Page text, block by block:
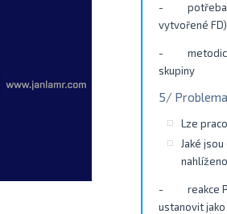
- potřeba
vytvořené FD)
- metodický
skupiny
5/
Lze
Jaké
- reakce
ustanovit